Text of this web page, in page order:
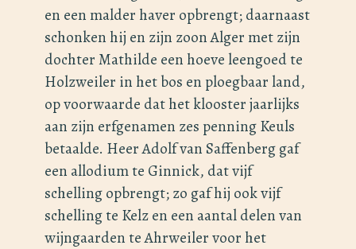
en een malder haver opbrengt; daarnaast
schonken hij en zijn zoon Alger met zijn
dochter Mathilde een hoeve leengoed te
Holzweiler in het bos en ploegbaar land,
op voorwaarde dat het klooster jaarlijks
aan zijn erfgenamen zes penning Keuls
betaalde. Heer Adolf van Saffenberg gaf
een allodium te Ginnick, dat vijf
schelling opbrengt; zo gaf hij ook vijf
schelling te Kelz en een aantal delen van
wijngaarden te Ahrweiler voor het